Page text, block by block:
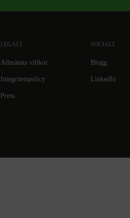
LEGALT
Allmänna villkor
Integritetspolicy
Press
SOCIALT
Blogg
LinkedIn